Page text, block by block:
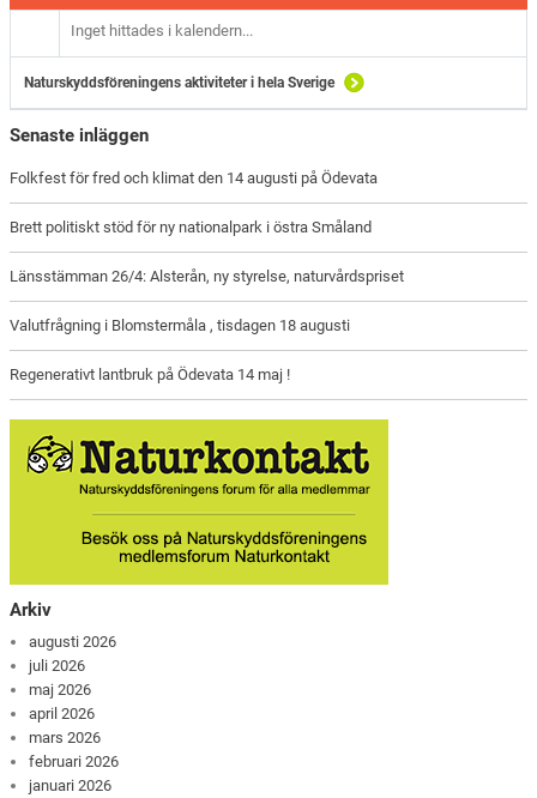
Inget hittades i kalendern...
Naturskyddsföreningens aktiviteter i hela Sverige
Senaste inläggen
Folkfest för fred och klimat den 14 augusti på Ödevata
Brett politiskt stöd för ny nationalpark i östra Småland
Länsstämman 26/4: Alsterån, ny styrelse, naturvårdspriset
Valutfrågning i Blomstermåla , tisdagen 18 augusti
Regenerativt lantbruk på Ödevata 14 maj !
Arkiv
augusti 2026
juli 2026
maj 2026
april 2026
mars 2026
februari 2026
januari 2026